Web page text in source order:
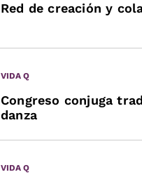
Red de creación y
VIDA Q
Congreso conjuga
danza
VIDA Q